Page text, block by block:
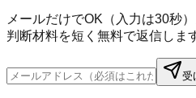
メールだけでOK（入力は30秒
判断材料を短く無料で返信しま
受